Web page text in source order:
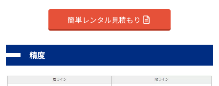
簡単レンタル見積もり
精度